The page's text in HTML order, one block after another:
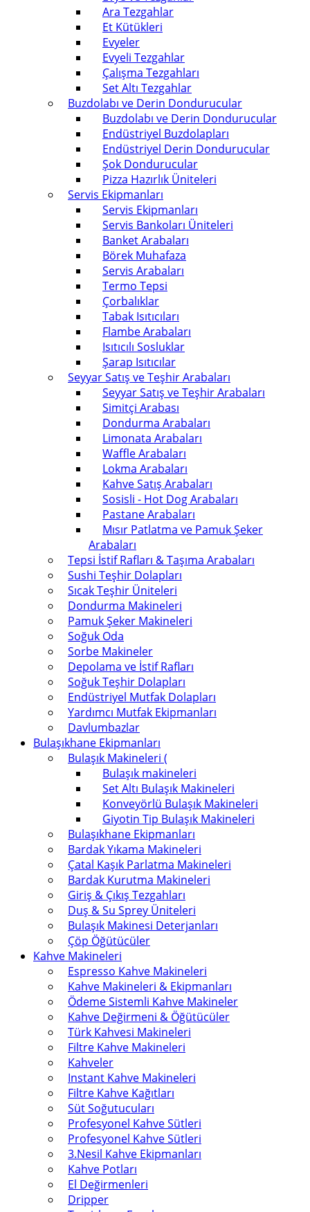
Ara Tezgahlar
Et Kütükleri
Evyeler
Evyeli Tezgahlar
Çalışma Tezgahları
Set Altı Tezgahlar
Buzdolabı ve Derin Dondurucular
Buzdolabı ve Derin Dondurucular
Endüstriyel Buzdolapları
Endüstriyel Derin Dondurucular
Şok Dondurucular
Pizza Hazırlık Üniteleri
Servis Ekipmanları
Servis Ekipmanları
Servis Bankoları Üniteleri
Banket Arabaları
Börek Muhafaza
Servis Arabaları
Termo Tepsi
Çorbalıklar
Tabak Isıtıcıları
Flambe Arabaları
Isıtıcılı Sosluklar
Şarap Isıtıcılar
Seyyar Satış ve Teşhir Arabaları
Seyyar Satış ve Teşhir Arabaları
Simitçi Arabası
Dondurma Arabaları
Limonata Arabaları
Waffle Arabaları
Lokma Arabaları
Kahve Satış Arabaları
Sosisli - Hot Dog Arabaları
Pastane Arabaları
Mısır Patlatma ve Pamuk Şeker
Arabaları
Tepsi İstif Rafları & Taşıma Arabaları
Sushi Teşhir Dolapları
Sıcak Teşhir Üniteleri
Dondurma Makineleri
Pamuk Şeker Makineleri
Soğuk Oda
Sorbe Makineler
Depolama ve İstif Rafları
Soğuk Teşhir Dolapları
Endüstriyel Mutfak Dolapları
Yardımcı Mutfak Ekipmanları
Davlumbazlar
Bulaşıkhane Ekipmanları
Bulaşık Makineleri (
Bulaşık makineleri
Set Altı Bulaşık Makineleri
Konveyörlü Bulaşık Makineleri
Giyotin Tip Bulaşık Makineleri
Bulaşıkhane Ekipmanları
Bardak Yıkama Makineleri
Çatal Kaşık Parlatma Makineleri
Bardak Kurutma Makineleri
Giriş & Çıkış Tezgahları
Duş & Su Sprey Üniteleri
Bulaşık Makinesi Deterjanları
Çöp Öğütücüler
Kahve Makineleri
Espresso Kahve Makineleri
Kahve Makineleri & Ekipmanları
Ödeme Sistemli Kahve Makineler
Kahve Değirmeni & Öğütücüler
Türk Kahvesi Makineleri
Filtre Kahve Makineleri
Kahveler
Instant Kahve Makineleri
Filtre Kahve Kağıtları
Süt Soğutucuları
Profesyonel Kahve Sütleri
Profesyonel Kahve Sütleri
3.Nesil Kahve Ekipmanları
Kahve Potları
El Değirmenleri
Dripper